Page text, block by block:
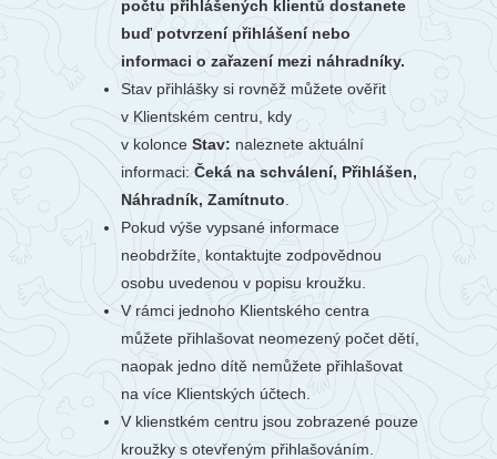
počtu přihlášených klientů dostanete
buď potvrzení přihlášení nebo
informaci o zařazení mezi náhradníky.
Stav přihlášky si rovněž můžete ověřit
v Klientském centru, kdy
v kolonce Stav: naleznete aktuální
informaci:Čeká na schválení, Přihlášen,
Náhradník, Zamítnuto
Pokud výše vypsané informace
neobdržíte, kontaktujte zodpovědnou
osobu uvedenou v popisu kroužku.
V rámci jednoho Klientského centra
můžete přihlašovat neomezený počet dětí,
naopak jedno dítě nemůžete přihlašovat
na více Klientských účtech.
V klienstkém centru jsou zobrazené pouze
kroužky s otevřeným přihlašováním.